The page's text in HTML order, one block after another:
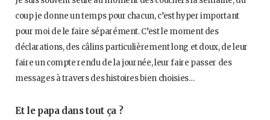
coup je donne un temps pour chacun, c’est hyper important
pour moi de le faire séparément. C’est le moment des
déclarations, des câlins particulièrement long et doux, de leur
faire un compte rendu de la journée, leur faire passer des
messages à travers des histoires bien choisies…
Et le papa dans tout ça ?